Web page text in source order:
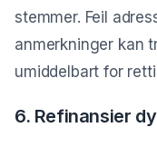
stemmer. Feil
anmerkninger kan
umiddelbart for
6. Refinansier